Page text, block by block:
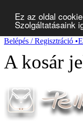
Ez az oldal
Szolgáltatásaink
Belépés / Regisztráció •
A kosár